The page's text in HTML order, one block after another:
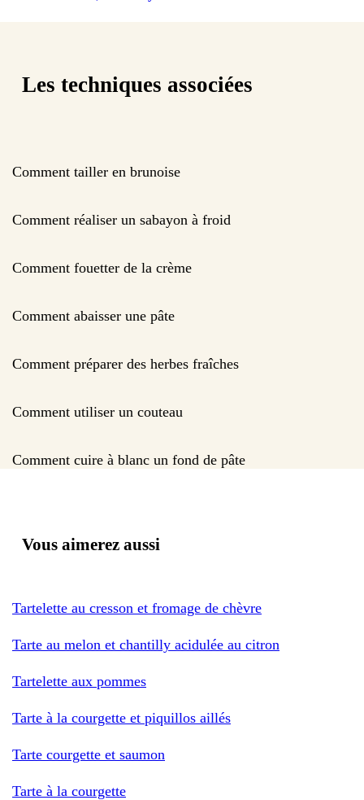
Les techniques associées
Comment tailler en brunoise
Comment réaliser un sabayon à froid
Comment fouetter de la crème
Comment abaisser une pâte
Comment préparer des herbes fraîches
Comment utiliser un couteau
Comment cuire à blanc un fond de pâte
Vous aimerez aussi
Tartelette au cresson et fromage de chèvre
Tarte au melon et chantilly acidulée au citron
Tartelette aux pommes
Tarte à la courgette et piquillos aillés
Tarte courgette et saumon
Tarte à la courgette